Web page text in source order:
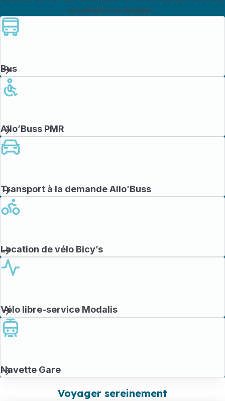
simplement se balader...
Bus
Allo’Buss PMR
Transport à la demande Allo’Buss
Location de vélo Bicy’s
Vélo libre-service Modalis
Navette Gare
Voyager sereinement